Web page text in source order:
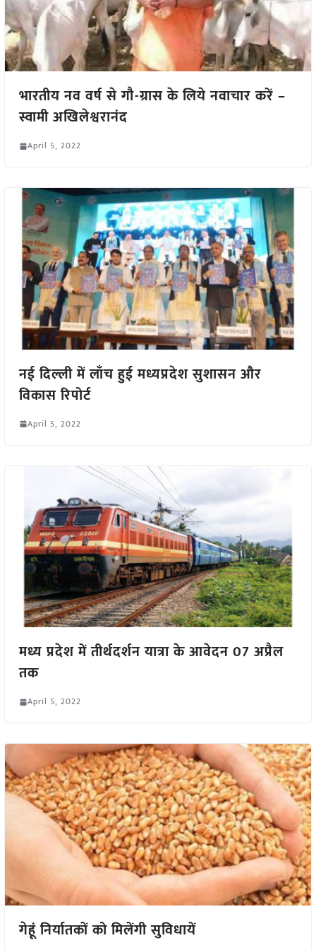
भारतीय नव वर्ष से गौ-ग्रास के लिये नवाचार करें –
स्वामी अखिलेश्वरानंद
April 5, 2022
नई दिल्ली में लाँच हुई मध्यप्रदेश सुशासन और
विकास रिपोर्ट
April 5, 2022
मध्य प्रदेश में तीर्थदर्शन यात्रा के आवेदन 07 अप्रैल
तक
April 5, 2022
गेहूं निर्यातकों को मिलेंगी सुविधायें